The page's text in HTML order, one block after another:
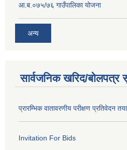
आ.ब.०७५/७६ गाउँपालिका योजना
अन्य
सार्वजनिक खरिद/बोलपत्र
प्रारम्भिक वातावरणीय परीक्षण प्रतिवेदन
Invitation For Bids